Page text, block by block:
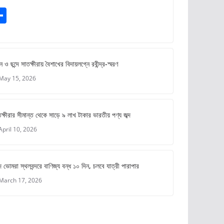
S
e
ও ছন্দে সাতক্ষীরায় বৈশাখের বিদায়লগ্নে রবীন্দ্র-স্মরণ
15, 2026
সীমান্ত থেকে সাড়ে ৯ লাখ টাকার ভারতীয় পণ্য জব্দ
10, 2026
ভোমরা স্থলবন্দরে বাণিজ্য বন্ধ ১০ দিন, চলবে যাত্রী পারাপার
17, 2026